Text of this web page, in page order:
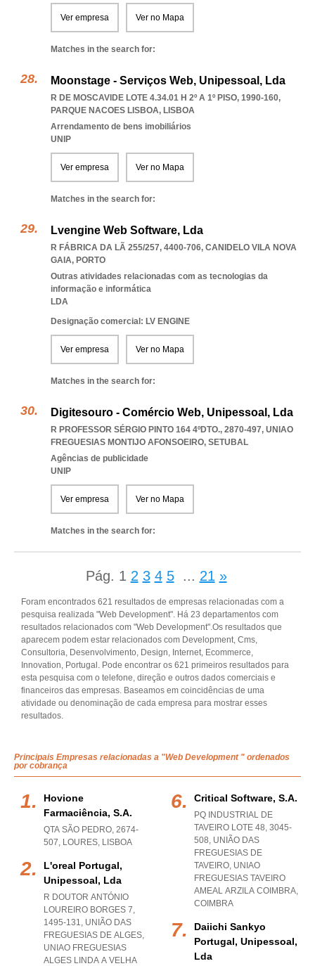
Ver empresa Ver no Mapa
Matches in the search for:
Moonstage - Serviços Web, Unipessoal, Lda
R DE MOSCAVIDE LOTE 4.34.01 H 2º A 1º PISO, 1990-160,
PARQUE NACOES LISBOA, LISBOA
Arrendamento de bens imobiliários
UNIP
Ver empresa Ver no Mapa
Matches in the search for:
Lvengine Web Software, Lda
R FÁBRICA DA LÃ 255/257, 4400-706, CANIDELO VILA NOVA
GAIA, PORTO
Outras atividades relacionadas com as tecnologias da
informação e informática
LDA
Designação comercial: LV ENGINE
Ver empresa Ver no Mapa
Matches in the search for:
Digitesouro - Comércio Web, Unipessoal, Lda
R PROFESSOR SÉRGIO PINTO 164 4ºDTO., 2870-497, UNIAO
FREGUESIAS MONTIJO AFONSOEIRO, SETUBAL
Agências de publicidade
UNIP
Ver empresa Ver no Mapa
Matches in the search for:
Pág. 1 2 3 4 5 ... 21 »
Foram encontrados 621 resultados de empresas relacionadas com a
pesquisa realizada "Web Development". Há 23 departamentos com
resultados relacionados com "Web Development".Os resultados que
aparecem podem estar relacionados com Development, Cms,
Consultoria, Desenvolvimento, Design, Internet, Ecommerce,
Innovation, Portugal. Pode encontrar os 621 primeiros resultados para
esta pesquisa com o telefone, direção e outros dados comerciais e
financeiros das empresas. Baseamos em coincidências de uma
atividade ou denominação de cada empresa para mostrar esses
resultados.
Principais Empresas relacionadas a "Web Development " ordenados
por cobrança
Hovione
Farmaciência, S.a.
QTA SÃO PEDRO, 2674-
507, LOURES, LISBOA
L'oreal Portugal,
Unipessoal, Lda
R DOUTOR ANTÓNIO
LOUREIRO BORGES 7,
1495-131, UNIÃO DAS
FREGUESIAS DE ALGES,
UNIAO FREGUESIAS
ALGES LINDA A VELHA
Critical Software, S.a.
PQ INDUSTRIAL DE
TAVEIRO LOTE 48, 3045-
508, UNIÃO DAS
FREGUESIAS DE
TAVEIRO, UNIAO
FREGUESIAS TAVEIRO
AMEAL ARZILA COIMBRA,
COIMBRA
Daiichi Sankyo
Portugal, Unipessoal,
Lda